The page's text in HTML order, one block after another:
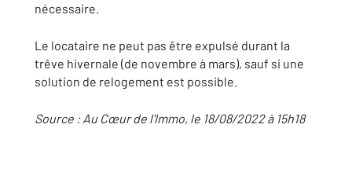
nécessaire.
Le locataire ne peut pas être expulsé durant la
trêve hivernale (de novembre à mars), sauf si une
solution de relogement est possible.
Source : Au Cœur de l'Immo, le 18/08/2022à15h18